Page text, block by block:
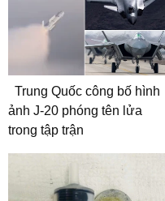
Trung Quốc công bố hình
ảnh J-20 phóng tên lửa
trong tập trận